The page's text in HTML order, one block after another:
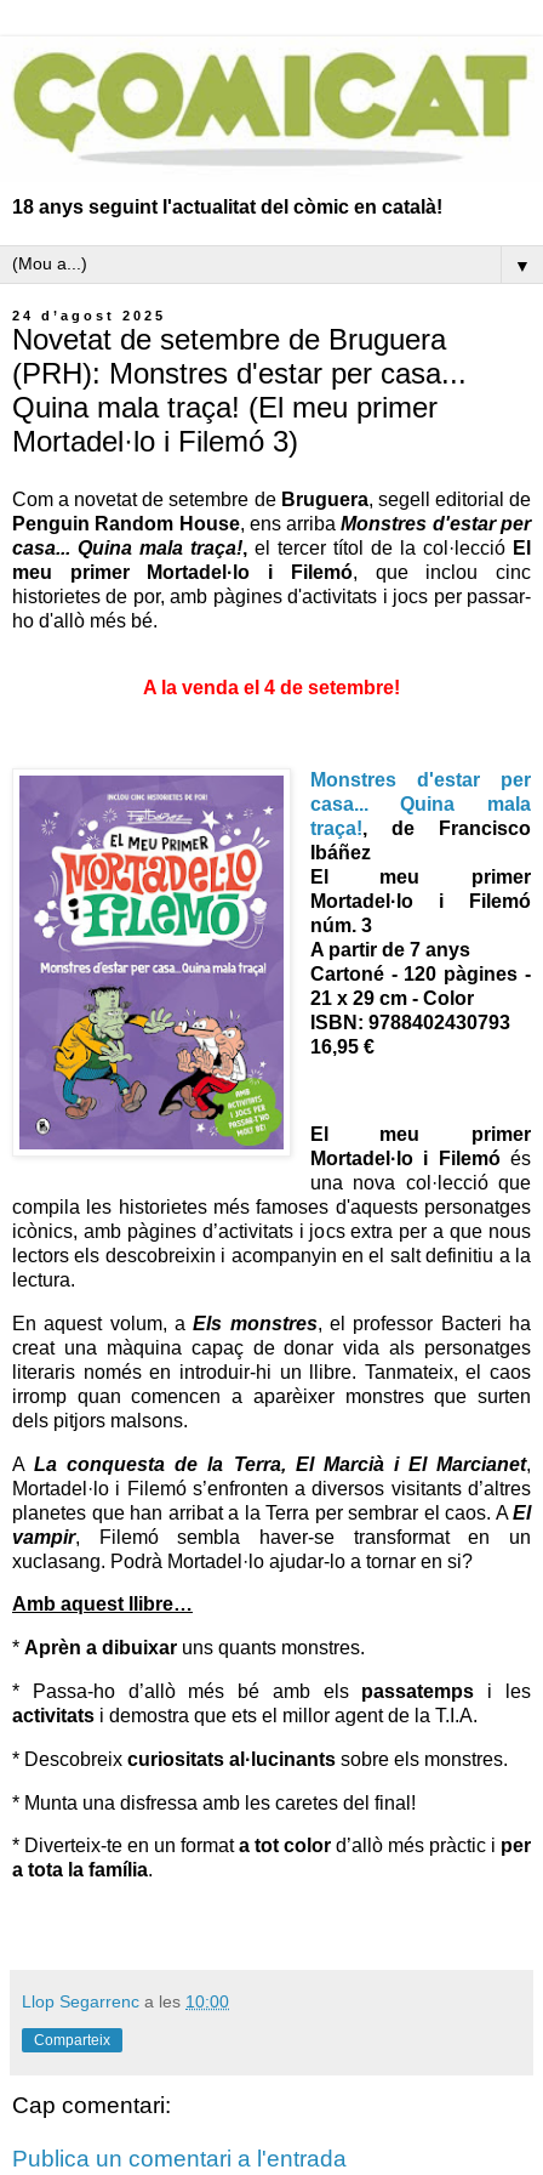
18 anys seguint l'actualitat del còmic en català!
▼
24 d’agost 2025
Novetat de setembre de Bruguera
(PRH): Monstres d'estar per casa...
Quina mala traça! (El meu primer
Mortadel·lo i Filemó 3)
Com a novetat de setembre deBruguera, segell editorial de
Penguin Random House, ens arribaMonstres d'estar per
casa... Quina mala traça!, el tercer títol de la col·lecció El
meu primer Mortadel·lo i Filemó, que inclou cinc
historietes de por, amb pàgines d'activitats i jocs per passar-
ho d'allò més bé.
A la venda el 4 de setembre!
Monstres d'estar per
casa... Quina mala
traça!, de Francisco
Ibáñez
El meu primer
Mortadel·lo i Filemó
núm. 3
A partir de 7 anys
Cartoné - 120 pàgines -
21 x 29 cm - Color
ISBN: 9788402430793
16,95 €
El meu primer
Mortadel·lo i
Filemóés
una nova col·lecció que
compila les historietes més famoses d'aquests personatges
icònics, amb pàgines d’activitats i jocs extra per a que nous
lectors els descobreixin i acompanyin en el salt definitiu a la
lectura.
En aquest volum, aEls monstres, el professor Bacteri ha
creat una màquina capaç de donar vida als personatges
literaris només en introduir-hi un llibre. Tanmateix, el caos
irromp quan comencen a aparèixer monstres que surten
dels pitjors malsons.
ALa conquesta de la Terra, El Marcià i El Marcianet,
Mortadel·lo i Filemó s’enfronten a diversos visitants d’altres
planetes que han arribat a la Terra per sembrar el caos. AEl
vampir, Filemó sembla haver-se transformat en un
xuclasang. Podrà Mortadel·lo ajudar-lo a tornar en si?
Amb aquest llibre…
* Aprèn a dibuixar uns quants monstres.
* Passa-ho d’allò més bé amb els passatemps i les
activitats i demostra que ets el millor agent de la T.I.A.
* Descobreix curiositats al·lucinants sobre els monstres.
* Munta una disfressa amb les caretes del final!
* Diverteix-te en un formata tot color d’allò més pràctic i per
a tota la família.
Llop Segarrenc a les 10:00
Comparteix
Cap comentari:
Publica un comentari a l'entrada